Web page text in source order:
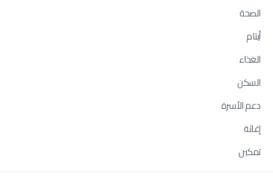
الصحة
أيتام
الغذاء
السكن
دعم الأسرة
إغاثة
تمكين